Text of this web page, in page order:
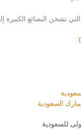
تشحن البضائع الكبيرة
السعودية
للسعودية